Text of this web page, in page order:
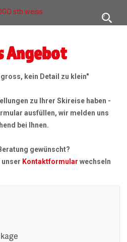
Angebot
kein Detail zu klein"
zu Ihrer Skireise haben -
ausfüllen, wir melden uns
bei Ihnen.
gewünscht?
unser Kontaktformular wechseln